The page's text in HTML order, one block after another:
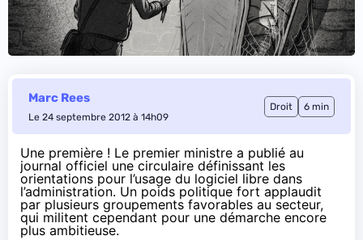
Marc Rees
Le 24 septembre 2012 à 14h09
Droit 6 min
Une première ! Le premier ministre a publié au
journal officiel une circulaire définissant les
orientations pour l’usage du logiciel libre dans
l’administration. Un poids politique fort applaudit
par plusieurs groupements favorables au secteur,
qui militent cependant pour une démarche encore
plus ambitieuse.